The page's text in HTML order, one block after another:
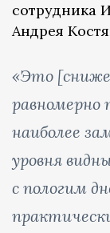
сотрудника
Андрея
«Это
равномерно
наиболее
уровня
с пологим